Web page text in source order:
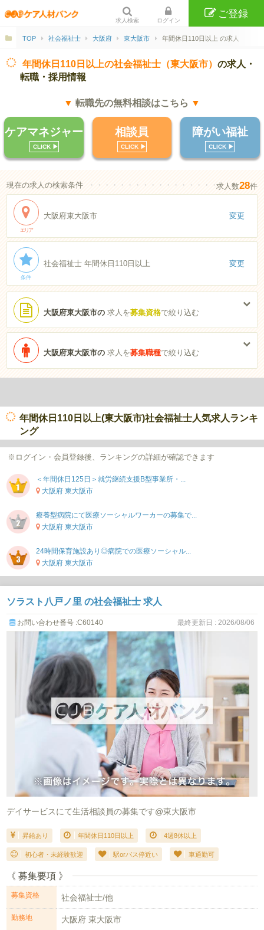
求人検索 ログイン
ご登録
TOP 社会福祉士 大阪府 東大阪市 年間休日110日以上 の求人
年間休日110日以上の社会福祉士（東大阪市）の求人・
転職・採用情報
▼ 転職先の無料相談はこちら ▼
ケアマネジャー
CLICK ▶︎
相談員
CLICK ▶︎
障がい福祉
CLICK ▶︎
現在の求人の検索条件 ・・・・・・・・・・・・・・・・・・・・・・
求人数28件
エリア
大阪府東大阪市 変更
条件
社会福祉士 年間休日110日以上 変更
大阪府東大阪市の求人を募集資格で絞り込む
大阪府東大阪市の求人を募集職種で絞り込む
年間休日110日以上(東大阪市)社会福祉士人気求人ランキ
ング
※ログイン・会員登録後、ランキングの詳細が確認できます
＜年間休日125日＞就労継続支援B型事業所・...
大阪府 東大阪市
療養型病院にて医療ソーシャルワーカーの募集で...
大阪府 東大阪市
24時間保育施設あり◎病院での医療ソーシャル...
大阪府 東大阪市
ソラスト八戸ノ里 の社会福祉士 求人
お問い合わせ番号 :C60140 最終更新日 : 2026/08/06
デイサービスにて生活相談員の募集です@東大阪市
昇給あり 年間休日110日以上 4週8休以上
初心者・未経験歓迎 駅orバス停近い 車通勤可
《 募集要項 》
募集資格 社会福祉士/他
勤務地 大阪府 東大阪市